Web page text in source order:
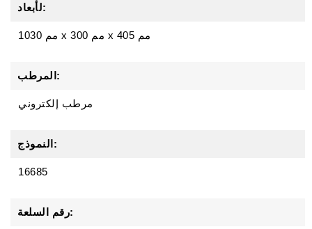
لأبعاد:
1030 مم x 300 مم x 405 مم
المرطب:
مرطب إلكتروني
النموذج:
16685
رقم السلعة: